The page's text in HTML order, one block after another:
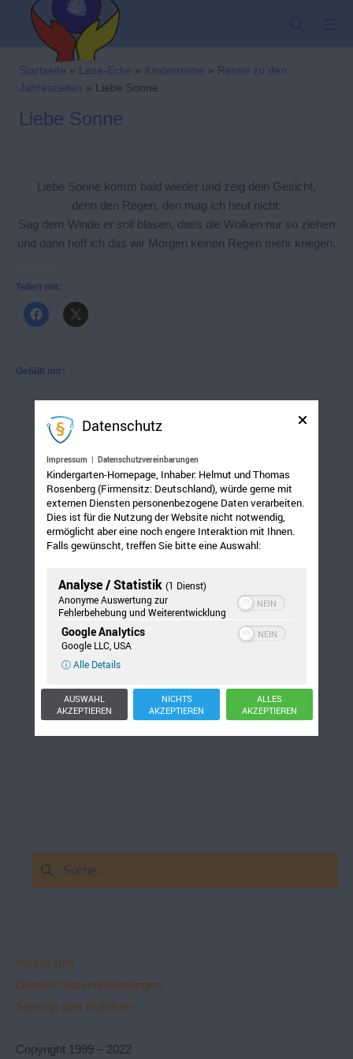
springen
Kindergarten-
Startseite » Lese-Ecke » Kinderreime » Reime zu den
Jahreszeiten » Liebe Sonne
Liebe Sonne
Liebe Sonne komm bald wieder und zeig dein Gesicht,
denn den Regen, den mag ich heut nicht.
Sag dem Winde er soll blasen, dass die Wolken nur so ziehen
und dann hoff ich das wir Morgen keinen Regen mehr kriegen.
Teilen mit:
Gefällt mir:
Suchen
nach:
Impressum
Datenschutzvereinbarungen
Sitemap aller Rubriken
Copyright 1999 – 2022
Datenschutz
Impressum | Datenschutzvereinbarungen
Kindergarten-Homepage, Inhaber: Helmut und Thomas
Rosenberg (Firmensitz: Deutschland), würde gerne mit
externen Diensten personenbezogene Daten verarbeiten.
Dies ist für die Nutzung der Website nicht notwendig,
ermöglicht aber eine noch engere Interaktion mit Ihnen.
Falls gewünscht, treffen Sie bitte eine Auswahl:
Analyse / Statistik (1 Dienst)
Anonyme Auswertung zur
Fehlerbehebung und Weiterentwicklung
Google Analytics
Google LLC, USA
ⓘ Alle Details
AUSWAHL
AKZEPTIEREN
NICHTS
AKZEPTIEREN
ALLES
AKZEPTIEREN